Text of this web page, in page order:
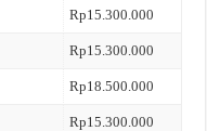
Rp15.300.000
Rp15.300.000
Rp18.500.000
Rp15.300.000